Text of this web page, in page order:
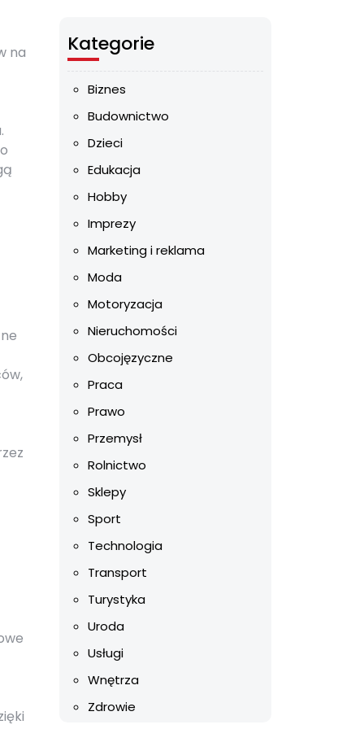
na
Kategorie
Biznes
Budownictwo
Dzieci
Edukacja
Hobby
Imprezy
Marketing i reklama
Moda
Motoryzacja
Nieruchomości
Obcojęzyczne
Praca
Prawo
Przemysł
Rolnictwo
Sklepy
Sport
Technologia
Transport
Turystyka
Uroda
Usługi
Wnętrza
Zdrowie